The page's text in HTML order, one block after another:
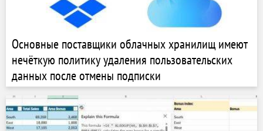
Основные поставщики облачных хранилищ имеют
нечёткую политику удаления пользовательских
данных после отмены подписки